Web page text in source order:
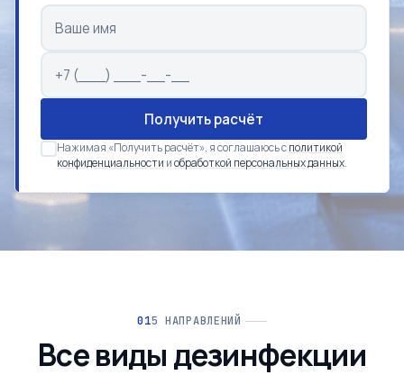
Получить расчёт
Нажимая «Получить расчёт», я соглашаюсь сполитикой
конфиденциальности иобработкой персональных данных.
5 НАПРАВЛЕНИЙ
Все виды дезинфекции